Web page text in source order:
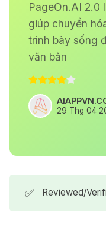
PageOn.AI 2.0
giúp chuyển
trình bày sống
văn bản
29 Thg 04
✅ Reviewed/